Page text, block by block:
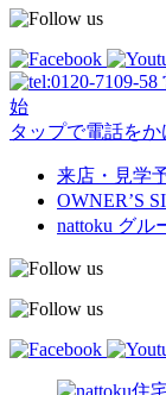
始
タップで電話をか
来店・見学
OWNER’S
nattoku グル